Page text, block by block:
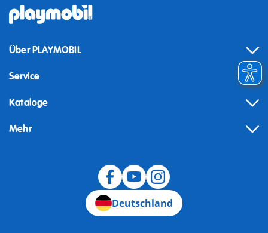
Über PLAYMOBIL
Service
Kataloge
Mehr
Deutschland